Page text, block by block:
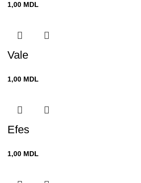
1,00 MDL
Vale
1,00 MDL
Efes
1,00 MDL